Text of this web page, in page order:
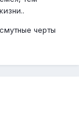
черты